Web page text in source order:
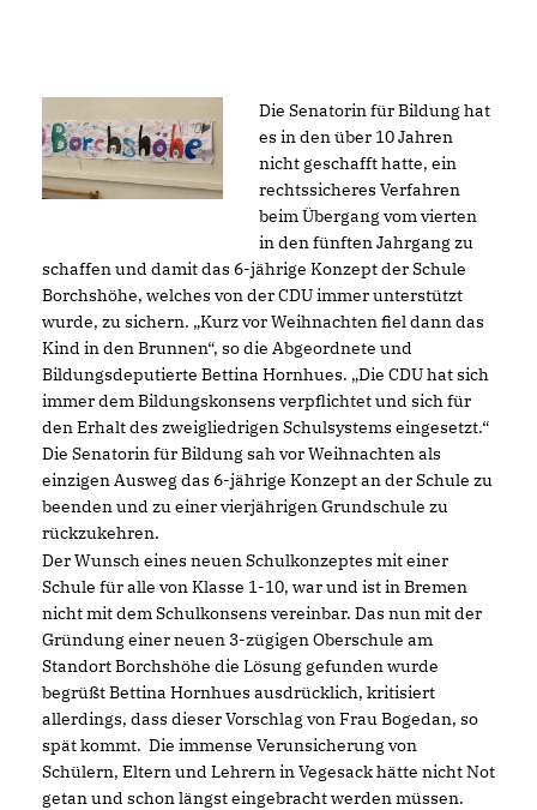
Die Senatorin für Bildung hat
es in den über 10 Jahren
nicht geschafft hatte, ein
rechtssicheres Verfahren
beim Übergang vom vierten
in den fünften Jahrgang zu
schaffen und damit das 6-jährige Konzept der Schule
Borchshöhe, welches von der CDU immer unterstützt
wurde, zu sichern. „Kurz vor Weihnachten fiel dann das
Kind in den Brunnen“, so die Abgeordnete und
Bildungsdeputierte Bettina Hornhues. „Die CDU hat sich
immer dem Bildungskonsens verpflichtet und sich für
den Erhalt des zweigliedrigen Schulsystems eingesetzt.“
Die Senatorin für Bildung sah vor Weihnachten als
einzigen Ausweg das 6-jährige Konzept an der Schule zu
beenden und zu einer vierjährigen Grundschule zu
rückzukehren.
Der Wunsch eines neuen Schulkonzeptes mit einer
Schule für alle von Klasse 1-10, war und ist in Bremen
nicht mit dem Schulkonsens vereinbar. Das nun mit der
Gründung einer neuen 3-zügigen Oberschule am
Standort Borchshöhe die Lösung gefunden wurde
begrüßt Bettina Hornhues ausdrücklich, kritisiert
allerdings, dass dieser Vorschlag von Frau Bogedan, so
spät kommt. Die immense Verunsicherung von
Schülern, Eltern und Lehrern in Vegesack hätte nicht Not
getan und schon längst eingebracht werden müssen.